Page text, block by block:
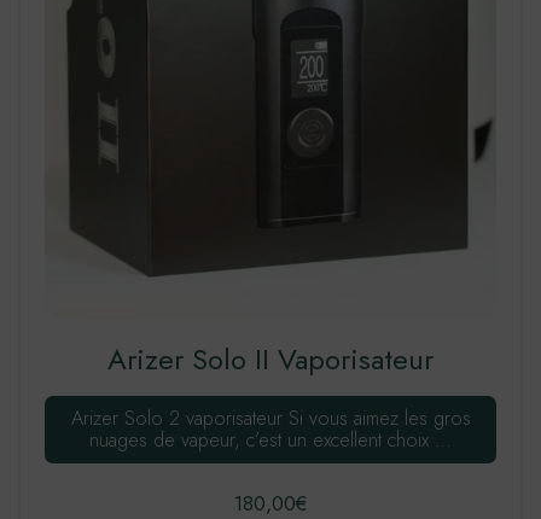
Arizer Solo II Vaporisateur
Arizer Solo 2 vaporisateur Si vous aimez les gros
nuages de vapeur, c’est un excellent choix …
180,00€